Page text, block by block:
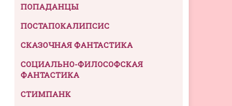
ПОПАДАНЦЫ
ПОСТАПОКАЛИПСИС
СКАЗОЧНАЯ ФАНТАСТИКА
СОЦИАЛЬНО-ФИЛОСОФСКАЯ
ФАНТАСТИКА
СТИМПАНК